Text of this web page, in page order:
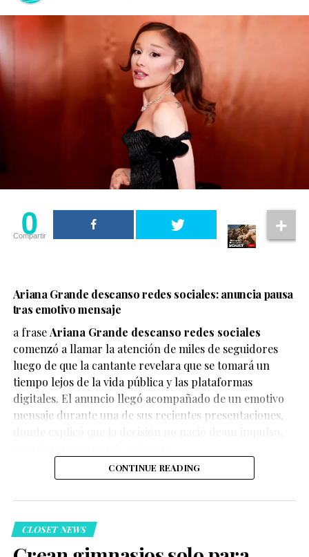
Hasta el momento,no existe una confirmación oficial
por parte de DC Studios, Warner Bros. o el director
Matt Reeves. Sin embargo, la versión ha sido suficiente
la posibilidad.
0
Compartir
Ariana Grande descanso redes sociales: anuncia pausa
tras emotivo mensaje
a fraseAriana Grande descanso redes sociales
comenzó a llamar la atención de miles de seguidores
luego de que la cantante revelara que se tomará un
tiempo lejos de la vida pública y las plataformas
digitales. El anuncio llegó acompañado de un emotivo
mensaje durante una de sus recientes presentaciones,
CONTINUE READING
CLOSET NEWS